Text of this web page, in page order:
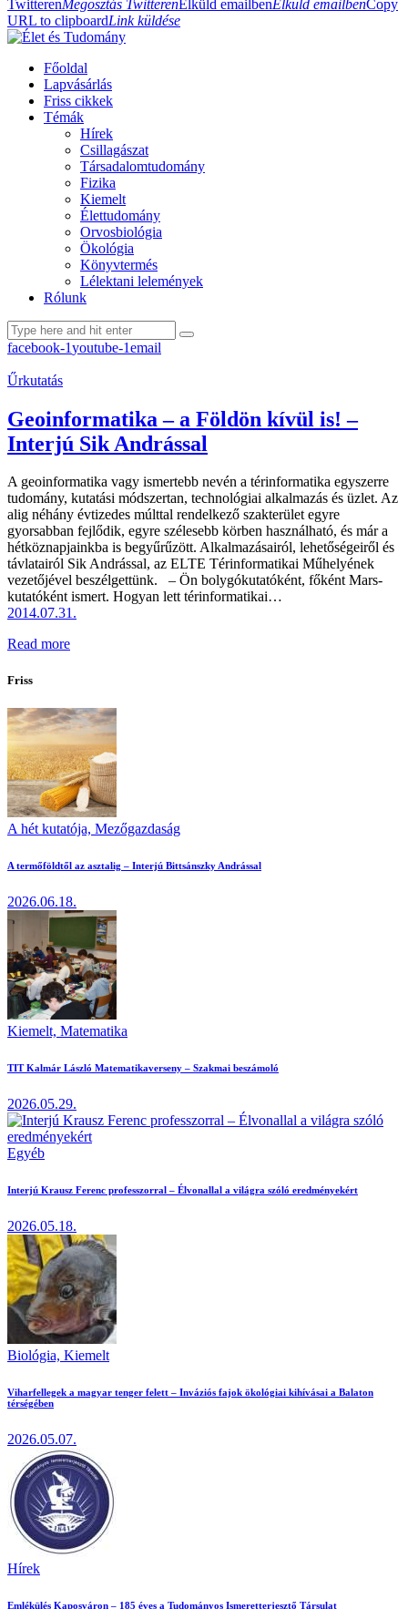
TwitterenMegosztás TwitterenElküld emailbenElküld emailbenCopy
URL to clipboardLink küldése
Főoldal
Lapvásárlás
Friss cikkek
Témák
Hírek
Csillagászat
Társadalomtudomány
Fizika
Kiemelt
Élettudomány
Orvosbiológia
Ökológia
Könyvtermés
Lélektani lelemények
Rólunk
facebook-1youtube-1email
Űrkutatás
Geoinformatika – a Földön kívül is! –
Interjú Sik Andrással
A geoinformatika vagy ismertebb nevén a térinformatika egyszerre
tudomány, kutatási módszertan, technológiai alkalmazás és üzlet. Az
alig néhány évtizedes múlttal rendelkező szakterület egyre
gyorsabban fejlődik, egyre szélesebb körben használható, és már a
hétköznapjainkba is begyűrűzött. Alkalmazásairól, lehetőségeiről és
távlatairól Sik Andrással, az ELTE Térinformatikai Műhelyének
vezetőjével beszélgettünk. – Ön bolygókutatóként, főként Mars-
kutatóként ismert. Hogyan lett térinformatikai…
2014.07.31.
Read more
Friss
A hét kutatója, Mezőgazdaság
A termőföldtől az asztalig – Interjú Bittsánszky Andrással
2026.06.18.
Kiemelt, Matematika
TIT Kalmár László Matematikaverseny – Szakmai beszámoló
2026.05.29.
Egyéb
Interjú Krausz Ferenc professzorral – Élvonallal a világra szóló eredményekért
2026.05.18.
Biológia, Kiemelt
Viharfellegek a magyar tenger felett – Inváziós fajok ökológiai kihívásai a Balaton
térségében
2026.05.07.
Hírek
Emlékülés Kaposváron – 185 éves a Tudományos Ismeretterjesztő Társulat